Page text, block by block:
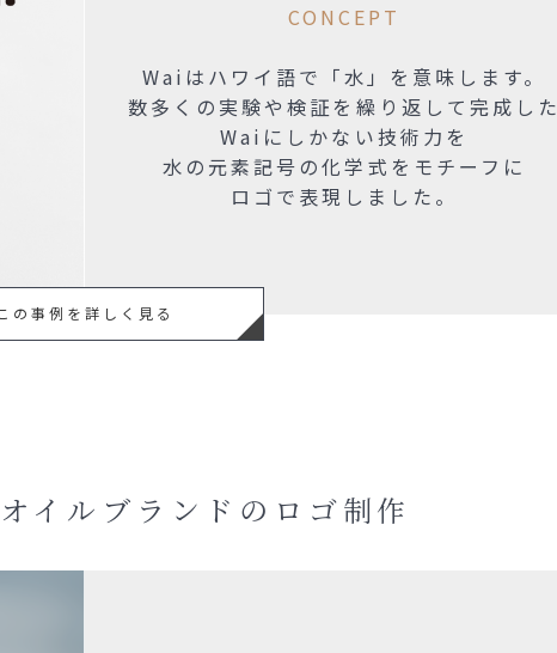
CONCEPT
Waiはハワイ語で「水」を意味します。
数多くの実験や検証を繰り返して完成した
Waiにしかない技術力を
水の元素記号の化学式をモチーフに
ロゴで表現しました。
の事例を詳しく見る
イル ブランドのロゴ制作